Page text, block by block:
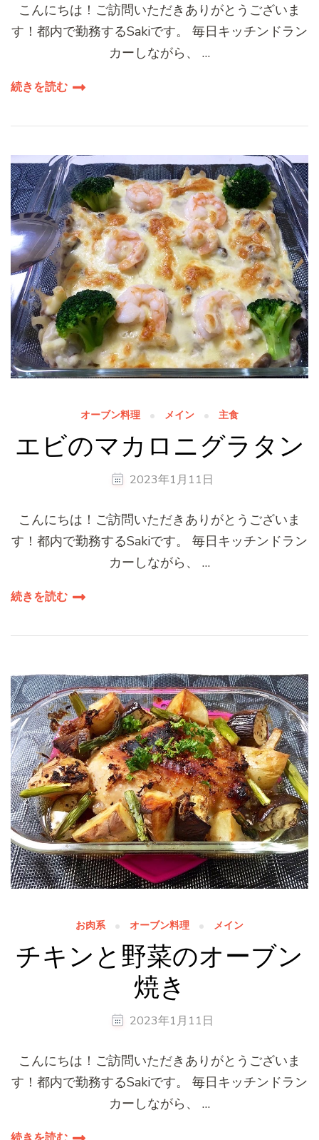
こんにちは！ご訪問いただきありがとうございま
す！都内で勤務するSakiです。 毎日キッチンドラン
カーしながら、 …
続きを読む
オーブン料理 メイン 主食
エビのマカロニグラタン
2023年1月11日
こんにちは！ご訪問いただきありがとうございま
す！都内で勤務するSakiです。 毎日キッチンドラン
カーしながら、 …
続きを読む
お肉系 オーブン料理 メイン
チキンと野菜のオーブン
焼き
2023年1月11日
こんにちは！ご訪問いただきありがとうございま
す！都内で勤務するSakiです。 毎日キッチンドラン
カーしながら、 …